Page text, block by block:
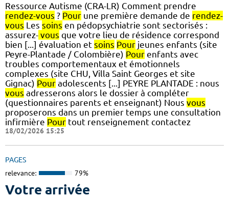
Ressource Autisme (CRA-LR) Comment prendre
rendez-vous ? Pour une première demande de rendez-
vous Les soins en pédopsychiatrie sont sectorisés :
assurez- vous que votre lieu de résidence correspond
bien [...] évaluation et soins Pour jeunes enfants (site
Peyre-Plantade / Colombière) Pour enfants avec
troubles comportementaux et émotionnels
complexes (site CHU, Villa Saint Georges et site
Gignac) Pour adolescents [...] PEYRE PLANTADE : nous
vous adresserons alors le dossier à compléter
(questionnaires parents et enseignant) Nous vous
proposerons dans un premier temps une consultation
infirmière Pour tout renseignement contactez
18/02/2026 15:25
PAGES
relevance: 79%
Votre arrivée